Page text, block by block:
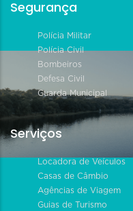
Segurança
Polícia Militar
Polícia Civil
Bombeiros
Defesa Civil
Guarda Municipal
Serviços
Locadora de Veículos
Casas de Câmbio
Agências de Viagem
Guias de Turismo